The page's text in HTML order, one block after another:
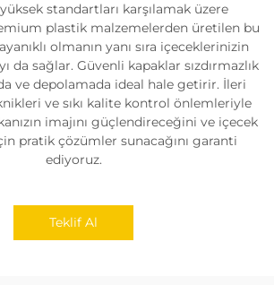
yüksek standartları karşılamak üzere
plastik malzemelerden üretilen bu
olmanın yanı sıra içeceklerinizin
da sağlar. Güvenli kapaklar sızdırmazlık
ve depolamada ideal hale getirir. İleri
ve sıkı kalite kontrol önlemleriyle
imajını güçlendireceğini ve içecek
pratik çözümler sunacağını garanti
ediyoruz.
Teklif Al